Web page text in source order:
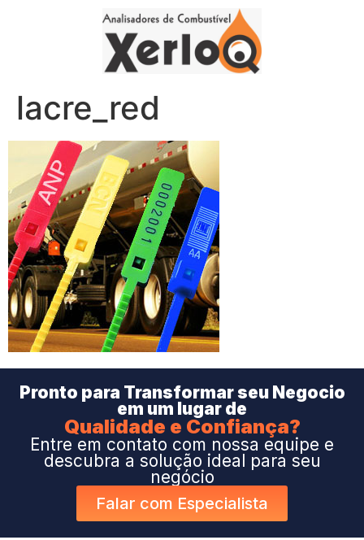
lacre_red
Pronto para Transformar seu Negocio
em um lugar de
Qualidade e Confiança?
Entre em contato com nossa equipe e
descubra a solução ideal para seu
negócio
Falar com Especialista